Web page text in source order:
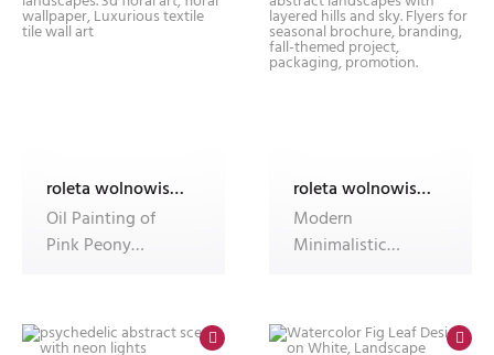
roleta wolnowisząca electro z nadrukiem
Oil Painting of
Pink Peony
roleta wolnowisząca electro z nadrukiem
Modern
Minimalistic
vector covers